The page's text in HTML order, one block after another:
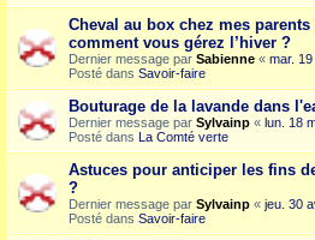
Cheval au box chez mes
comment vous gérez l’hiver ?
Dernier message par Sabienne « mar.
Posté dans Savoir-faire
Bouturage de la lavande dans
Dernier message par Sylvainp « lun. 18
Posté dans La Comté verte
Astuces pour anticiper les fins
?
Dernier message par Sylvainp « jeu. 30
Posté dans Savoir-faire